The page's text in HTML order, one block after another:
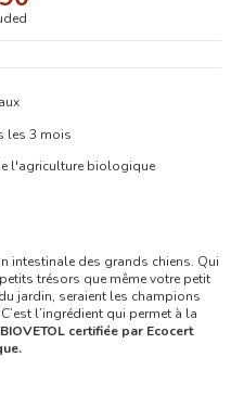
les 3 mois
l'agriculture biologique
intestinale des grands chiens. Qui
trésors que même votre petit
jardin, seraient les champions
l’ingrédient qui permet à la
certifiée par Ecocert